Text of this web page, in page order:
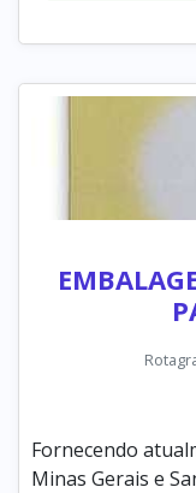
Fornecendo
Minas Gerais e